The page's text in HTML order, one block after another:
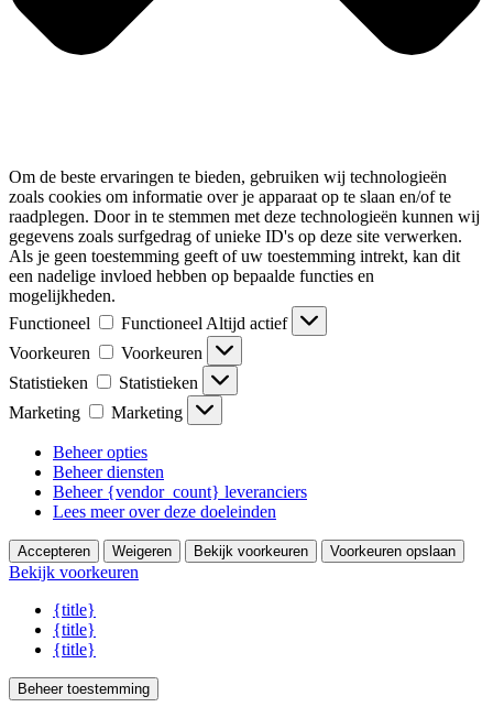
Om de beste ervaringen te bieden, gebruiken wij technologieën
zoals cookies om informatie over je apparaat op te slaan en/of te
raadplegen. Door in te stemmen met deze technologieën kunnen wij
gegevens zoals surfgedrag of unieke ID's op deze site verwerken.
Als je geen toestemming geeft of uw toestemming intrekt, kan dit
een nadelige invloed hebben op bepaalde functies en
mogelijkheden.
Functioneel
FunctioneelAltijd actief
Voorkeuren
Voorkeuren
Statistieken
Statistieken
Marketing
Marketing
Beheer opties
Beheer diensten
Beheer {vendor_count} leveranciers
Lees meer over deze doeleinden
Accepteren Weigeren Bekijk voorkeuren Voorkeuren opslaan
Bekijk voorkeuren
{title}
{title}
{title}
Beheer toestemming